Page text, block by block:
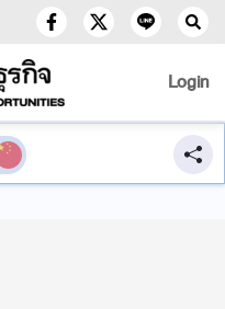
Login